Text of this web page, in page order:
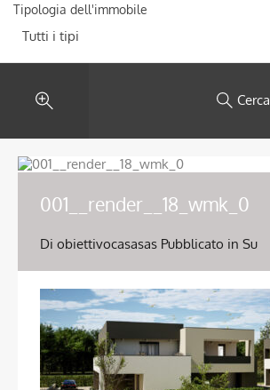
Tipologia dell'immobile
Tutti i tipi
Cerca
001__render__18_wmk_0
Di obiettivocasasas Pubblicato in Su